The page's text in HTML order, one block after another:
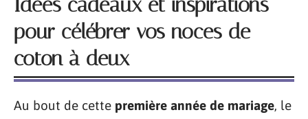
pour célébrer vos noces de
coton à deux
Au bout de cette première année de mariage, le